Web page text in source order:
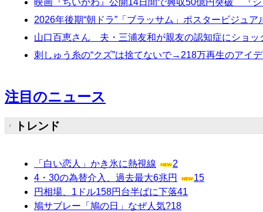
2026年後期“朝ドラ”「ブラッサム」ポスタービジュ
山口百恵さん 夫・三浦友和が親友の認知症にショッ
刺しゅう糸の“クズ”は捨てないで→218万再生のアイ
注目のニュース
トレンド
「白い恋人」かき氷に熱視線
2
4・30の為替介入、過去最大6兆円
15
円相場、1ドル158円台半ばに下落41
鳩サブレー「鳩の日」なぜ人気?18